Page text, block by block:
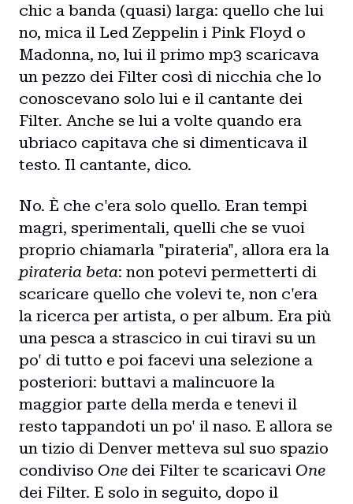
chic a banda (quasi) larga: quello che lui
no, mica il Led Zeppelin i Pink Floyd o
Madonna, no, lui il primo mp3 scaricava
un pezzo dei Filter così di nicchia che lo
conoscevano solo lui e il cantante dei
Filter. Anche se lui a volte quando era
ubriaco capitava che si dimenticava il
testo. Il cantante, dico.
No. È che c'era solo quello. Eran tempi
magri, sperimentali, quelli che se vuoi
proprio chiamarla "pirateria", allora era la
pirateria beta: non potevi permetterti di
scaricare quello che volevi te, non c'era
la ricerca per artista, o per album. Era più
una pesca a strascico in cui tiravi su un
po' di tutto e poi facevi una selezione a
posteriori: buttavi a malincuore la
maggior parte della merda e tenevi il
resto tappandoti un po' il naso. E allora se
un tizio di Denver metteva sul suo spazio
condiviso One dei Filter te scaricavi One
dei Filter. E solo in seguito, dopo il